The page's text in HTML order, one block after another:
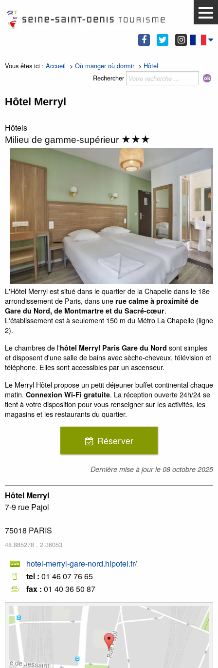
Vous êtes ici : Accueil > Où manger où dormir> Hôtel
Rechercher
Hôtel Merryl
Hôtels
Milieu de gamme-supérieur ★★★
L'Hôtel Merryl estsitué dans le quartier de la Chapelle dans le 18e
arrondissement de Paris, dans une rue calme à proximité de
Gare du Nord, de Montmartre et du Sacré-cœur.
L'établissement est à seulement 150 m du Métro La Chapelle (ligne
2).
Le chambres de l'hôtel Merryl Paris Gare du Nord sont simples
et disposent d'une salle de bains avec sèche-cheveux, télévision et
téléphone. Elles sont accessibles par un ascenseur.
Le Merryl Hôtel propose un petit déjeuner buffet continental chaque
matin. Connexion Wi-Fi gratuite. La réception ouverte 24h/24 se
tient à votre disposition pour vous renseigner sur les activités, les
magasins et les restaurants du quartier.
Réserver
Dernière mise à jour le 08 octobre 2025
Hôtel Merryl
7-9 rue Pajol
75018 PARIS
48.885278 , 2.36053
hotel-merryl-gare-nord.hipotel.fr/
tel : 01 46 07 76 65
fax : 01 40 36 50 87